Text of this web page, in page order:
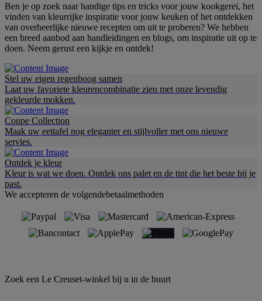
Ben je op zoek naar handige tips en tricks voor jouw kookgerei, het
vinden van kleurrijke inspiratie voor jouw keuken of het ontdekken
van overheerlijke nieuwe recepten om uit te proberen? We hebben
een breed aanbod aan handleidingen en blogs, om inspiratie uit op te
doen. Neem gerust een kijkje en ontdek!
Stel uw eigen regenboog samen
Laat uw favoriete kleurencombinatie zien met onze levendig
gekleurde mokken.
Coupe Collection
Maak uw eettafel nog eleganter en stijlvoller met ons nieuwe
servies.
Ontdek je kleur
Kleur is wat we doen. Ontdek ons palet en de tint die het beste bij je
past.
We accepteren de volgendebetaalmethoden
Zoek een Le Creuset-winkel bij u in de buurt